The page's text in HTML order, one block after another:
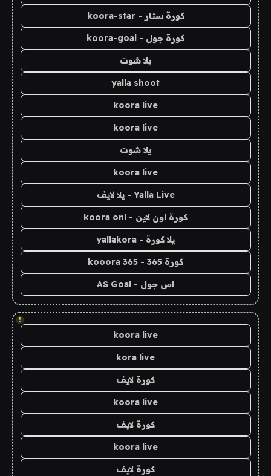
كورة ستار - koora-star
كورة جول - koora-goal
يلا شوت
yalla shoot
koora live
koora live
يلا شوت
koora live
Yalla Live - يلا لايف
كورة اون لاين - koora onl
يلا كورة - yallakora
كورة 365 - kooora 365
اس جول - AS Goal
!
koora live
kora live
كورة لايف
koora live
كورة لايف
koora live
كورة لايف